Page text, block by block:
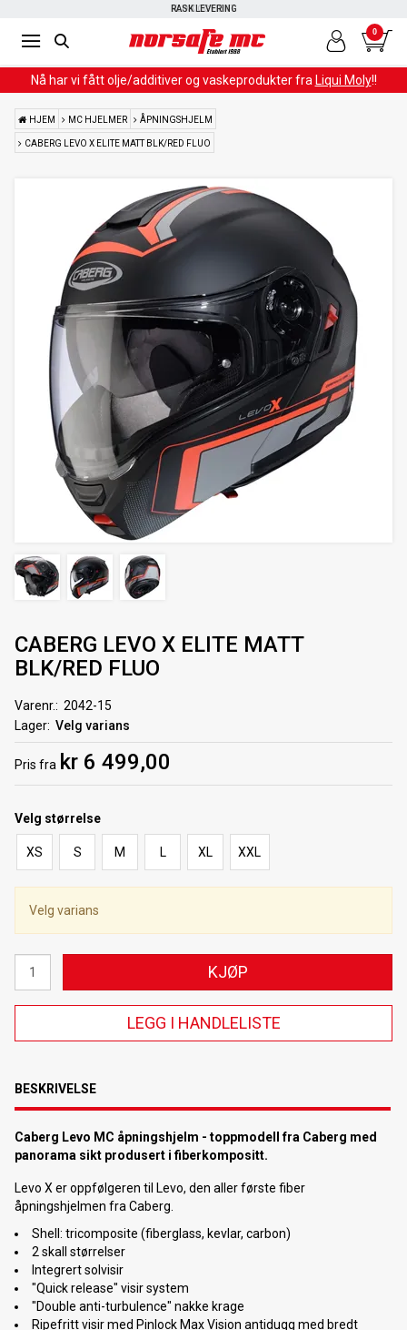
RASK LEVERING
KLIKK OG HENT
0
Nå har vi fått olje/additiver og vaskeprodukter fra Liqui Moly!!
HJEM MC HJELMER ÅPNINGSHJELM
CABERG LEVO X ELITE MATT BLK/RED FLUO
CABERG LEVO X ELITE MATT
BLK/RED FLUO
Varenr.
2042-15
Lager Velg varians
Pris fra kr 6 499,00
Velg størrelse
XS S M L XL XXL
Velg varians
KJØP
LEGG I HANDLELISTE
BESKRIVELSE
Caberg Levo MC åpningshjelm - toppmodell fra Caberg med
panorama sikt produsert i fiberkompositt.
Levo X er oppfølgeren til Levo, den aller første fiber
åpningshjelmen fra Caberg.
Shell: tricomposite (fiberglass, kevlar, carbon)
2 skall størrelser
Integrert solvisir
"Quick release" visir system
"Double anti-turbulence" nakke krage
Ripefritt visir med Pinlock Max Vision antidugg med bredt